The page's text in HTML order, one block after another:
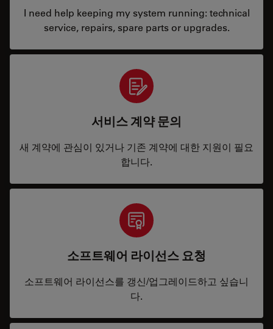
I need help keeping my system running: technical
service, repairs, spare parts or upgrades.
서비스 계약 문의
새 계약에 관심이 있거나 기존 계약에 대한 지원이 필요
합니다.
소프트웨어 라이선스 요청
소프트웨어 라이선스를 갱신/업그레이드하고 싶습니
다.